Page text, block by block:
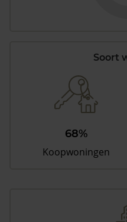
Soort
68%
Koopwoningen